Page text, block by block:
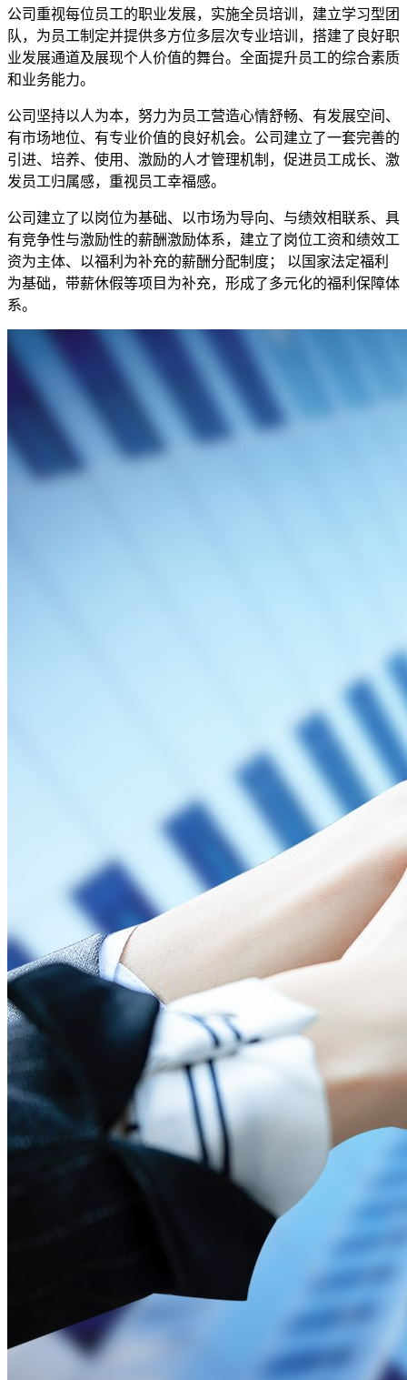
公司重视每位员工的职业发展，实施全员培训，建立学习型团
队，为员工制定并提供多方位多层次专业培训，搭建了良好职
业发展通道及展现个人价值的舞台。全面提升员工的综合素质
和业务能力。
公司坚持以人为本，努力为员工营造心情舒畅、有发展空间、
有市场地位、有专业价值的良好机会。公司建立了一套完善的
引进、培养、使用、激励的人才管理机制，促进员工成长、激
发员工归属感，重视员工幸福感。
公司建立了以岗位为基础、以市场为导向、与绩效相联系、具
有竞争性与激励性的薪酬激励体系，建立了岗位工资和绩效工
资为主体、以福利为补充的薪酬分配制度； 以国家法定福利
为基础，带薪休假等项目为补充，形成了多元化的福利保障体
系。